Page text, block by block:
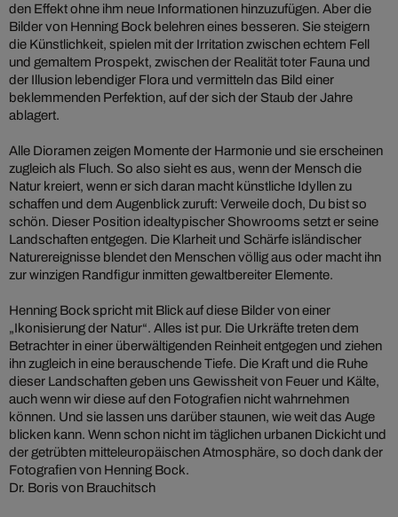
den Effekt ohne ihm neue Informationen hinzuzufügen. Aber die
Bilder von Henning Bock belehren eines besseren. Sie steigern
die Künstlichkeit, spielen mit der Irritation zwischen echtem Fell
und gemaltem Prospekt, zwischen der Realität toter Fauna und
der Illusion lebendiger Flora und vermitteln das Bild einer
beklemmenden Perfektion, auf der sich der Staub der Jahre
ablagert.
Alle Dioramen zeigen Momente der Harmonie und sie erscheinen
zugleich als Fluch. So also sieht es aus, wenn der Mensch die
Natur kreiert, wenn er sich daran macht künstliche Idyllen zu
schaffen und dem Augenblick zuruft: Verweile doch, Du bist so
schön. Dieser Position idealtypischer Showrooms setzt er seine
Landschaften entgegen. Die Klarheit und Schärfe isländischer
Naturereignisse blendet den Menschen völlig aus oder macht ihn
zur winzigen Randfigur inmitten gewaltbereiter Elemente.
Henning Bock spricht mit Blick auf diese Bilder von einer
„Ikonisierung der Natur“. Alles ist pur. Die Urkräfte treten dem
Betrachter in einer überwältigenden Reinheit entgegen und ziehen
ihn zugleich in eine berauschende Tiefe. Die Kraft und die Ruhe
dieser Landschaften geben uns Gewissheit von Feuer und Kälte,
auch wenn wir diese auf den Fotografien nicht wahrnehmen
können. Und sie lassen uns darüber staunen, wie weit das Auge
blicken kann. Wenn schon nicht im täglichen urbanen Dickicht und
der getrübten mitteleuropäischen Atmosphäre, so doch dank der
Fotografien von Henning Bock.
Dr. Boris von Brauchitsch